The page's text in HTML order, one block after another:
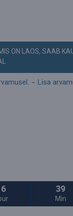
ON LAOS, SAAB
- Lisa
39
Min